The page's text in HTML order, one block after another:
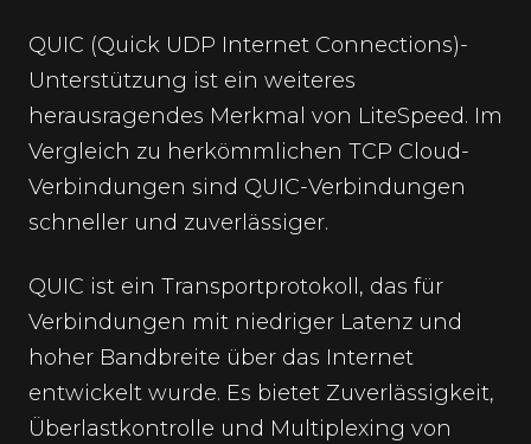
QUIC (Quick UDP Internet Connections)-
Unterstützung ist ein weiteres
herausragendes Merkmal von LiteSpeed. Im
Vergleich zu herkömmlichen TCP Cloud-
Verbindungen sind QUIC-Verbindungen
schneller und zuverlässiger.
QUIC ist ein Transportprotokoll, das für
Verbindungen mit niedriger Latenz und
hoher Bandbreite über das Internet
entwickelt wurde. Es bietet Zuverlässigkeit,
Überlastkontrolle und Multiplexing von